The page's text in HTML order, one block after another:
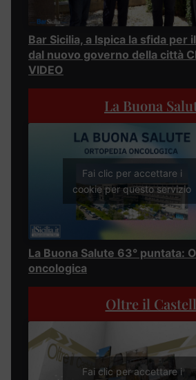
Bar Sicilia, a Ispica la sfida per
dal nuovo governo della città
VIDEO
La Buona
Fai clic per accettare i
cookie per questo servizio
La Buona Salute 63° puntata:
oncologica
Oltre il
Fai clic per accettare i